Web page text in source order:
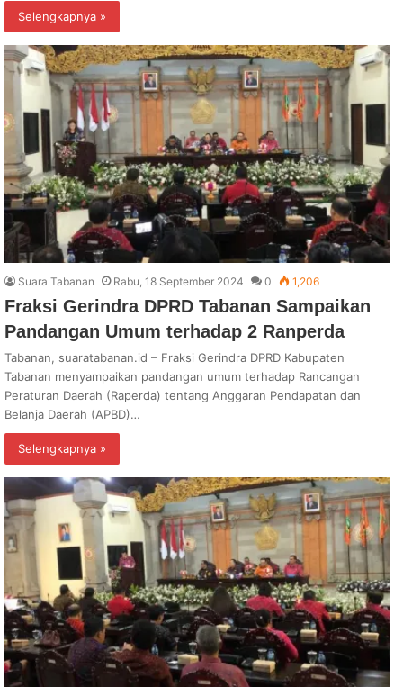
Selengkapnya »
Suara Tabanan Rabu, 18 September 2024 0 1,206
Fraksi Gerindra DPRD Tabanan Sampaikan
Pandangan Umum terhadap 2 Ranperda
Tabanan, suaratabanan.id – Fraksi Gerindra DPRD Kabupaten
Tabanan menyampaikan pandangan umum terhadap Rancangan
Peraturan Daerah (Raperda) tentang Anggaran Pendapatan dan
Belanja Daerah (APBD)…
Selengkapnya »